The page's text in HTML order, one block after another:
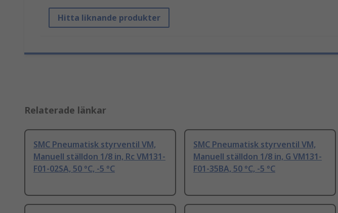
Hitta liknande produkter
Relaterade länkar
SMC Pneumatisk styrventil VM,
Manuell ställdon 1/8 in, Rc VM131-
F01-02SA, 50 °C, -5 °C
SMC Pneumatisk styrventil VM,
Manuell ställdon 1/8 in, G VM131-
F01-35BA, 50 °C, -5 °C